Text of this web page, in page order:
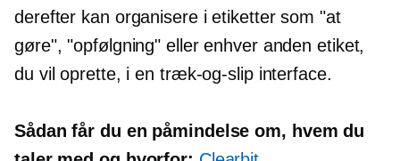
derefter kan organisere i etiketter som "at
gøre", "opfølgning" eller enhver anden etiket,
du vil oprette, i en træk-og-slipinterface.
Sådan får du en påmindelse om, hvem du